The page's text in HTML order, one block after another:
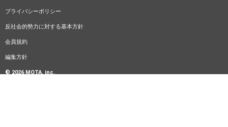
プライバシーポリシー
反社会的勢力に対する基本方針
会員規約
編集方針
© 2026 MOTA, inc.